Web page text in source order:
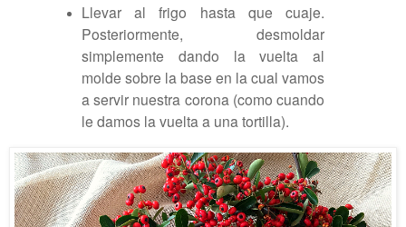
Llevar al frigo hasta que cuaje.
Posteriormente, desmoldar
simplemente dando la vuelta al
molde sobre la base en la cual vamos
a servir nuestra corona (como cuando
le damos la vuelta a una tortilla).